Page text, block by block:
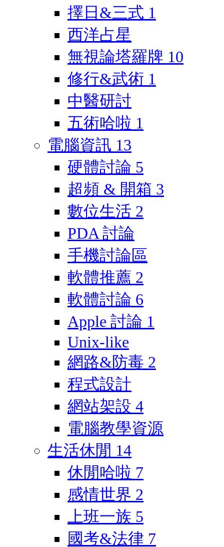
擇日&三式 1
西洋占星
無視論塔羅牌 10
修行&武術 1
中醫研討
五術哈啦 1
電腦資訊 13
硬體討論 5
超頻 & 開箱 3
數位生活 2
PDA 討論
手機討論區
軟體推薦 2
軟體討論 6
Apple 討論 1
Unix-like
網路&防毒 2
程式設計
網站架設 4
電腦教學資源
生活休閒 14
休閒哈啦 7
感情世界 2
上班一族 5
國考&法律 7